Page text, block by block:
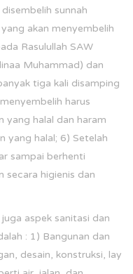
sunnah
akan menyembelih
Rasulullah SAW
Muhammad) dan
tiga kali disamping
harus
yang halal dan haram
yang halal; 6) Setelah
sampai berhenti
secara higienis dan
aspek sanitasi dan
: 1) Bangunan dan
desain, konstruksi, lay